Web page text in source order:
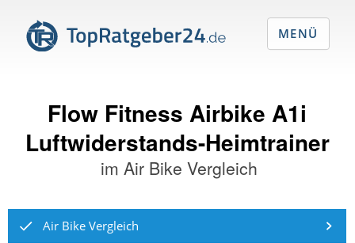
Flow Fitness Airbike A1i
Luftwiderstands-Heimtrainer
im Air Bike Vergleich
Air Bike Vergleich
MENÜ